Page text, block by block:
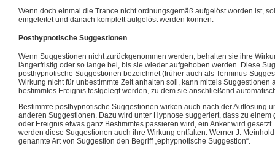
Wenn doch einmal die Trance nicht ordnungsgemäß aufgelöst worden ist,
eingeleitet und danach komplett aufgelöst werden können.
Posthypnotische Suggestionen
Wenn Suggestionen nicht zurückgenommen werden, behalten sie ihre
längerfristig oder so lange bei, bis sie wieder aufgehoben werden. Diese
posthypnotische Suggestionen bezeichnet (früher auch als Terminus-
Wirkung nicht für unbestimmte Zeit anhalten soll, kann mittels Suggestionen
bestimmtes Ereignis festgelegt werden, zu dem sie anschließend
Bestimmte posthypnotische Suggestionen wirken auch nach der Auflösung
anderen Suggestionen. Dazu wird unter Hypnose suggeriert, dass zu einem
oder Ereignis etwas ganz Bestimmtes passieren wird, ein Anker wird
werden diese Suggestionen auch ihre Wirkung entfalten. Werner J.
genannte Art von Suggestion den Begriff „ephypnotische Suggestion“.